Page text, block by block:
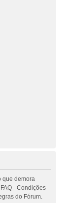
que demora
- Condições
do Fórum.